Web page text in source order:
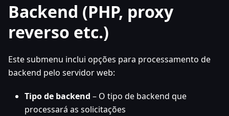
Backend (PHP, proxy
reverso etc.)
Este submenu inclui opções para processamento de
backend pelo servidor web:
Tipo de backend – O tipo de backend que
processará as solicitações